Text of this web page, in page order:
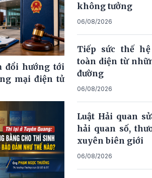
đổi hướng tới
mại điện tử
không tưởng
06/08/2026
Tiếp sức thế
toàn diện từ
đường
06/08/2026
Luật Hải quan
hải quan số,
xuyên biên giới
06/08/2026